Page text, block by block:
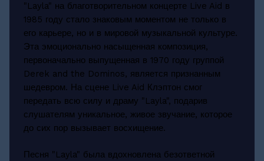
"Layla" на благотворительном концерте Live Aid в
1985 году стало знаковым моментом не только в
его карьере, но и в мировой музыкальной культуре.
Эта эмоционально насыщенная композиция,
первоначально выпущенная в 1970 году группой
Derek and the Dominos, является признанным
шедевром. На сцене Live Aid Клэптон смог
передать всю силу и драму "Layla", подарив
слушателям уникальное, живое звучание, которое
до сих пор вызывает восхищение.
Песня "Layla" была вдохновлена безответной